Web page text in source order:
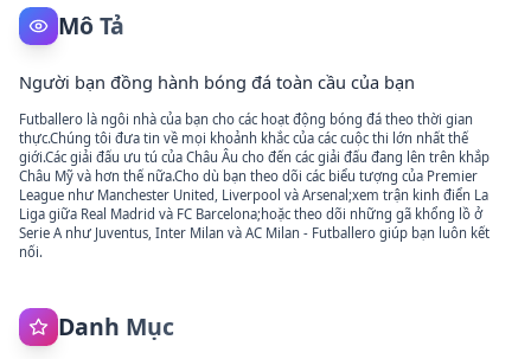
Mô Tả
Người bạn đồng hành bóng đá toàn cầu của bạn
Futballero là ngôi nhà của bạn cho các hoạt động bóng đá theo thời gian
thực.Chúng tôi đưa tin về mọi khoảnh khắc của các cuộc thi lớn nhất thế
giới.Các giải đấu ưu tú của Châu Âu cho đến các giải đấu đang lên trên khắp
Châu Mỹ và hơn thế nữa.Cho dù bạn theo dõi các biểu tượng của Premier
League như Manchester United, Liverpool và Arsenal;xem trận kinh điển La
Liga giữa Real Madrid và FC Barcelona;hoặc theo dõi những gã khổng lồ ở
Serie A như Juventus, Inter Milan và AC Milan - Futballero giúp bạn luôn kết
nối.
Danh Mục